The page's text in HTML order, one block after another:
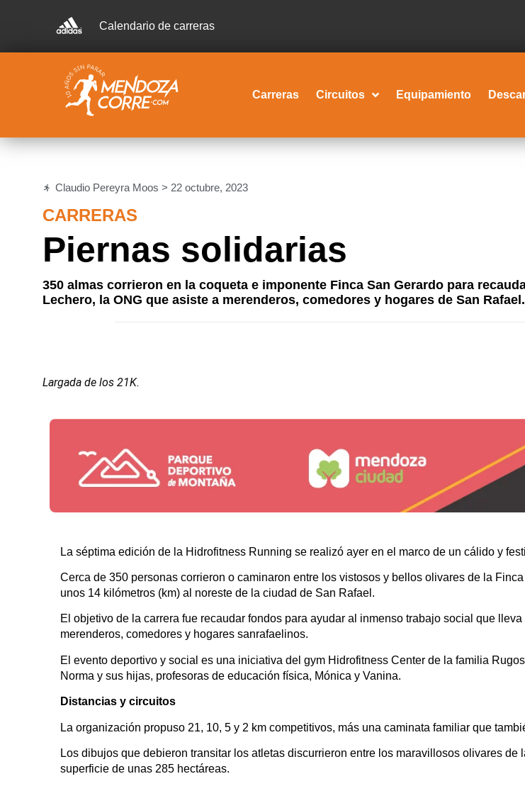
Calendario de carreras
Carreras Circuitos Equipamiento
Claudio Pereyra Moos > 22 octubre, 2023
CARRERAS
Piernas solidarias
350 almas corrieron en la coqueta e imponente Finca San Gerardo para
Lechero, la ONG que asiste a merenderos, comedores y hogares de San Rafael.
Largada de los 21K.
La séptima edición de la Hidrofitness Running se realizó ayer en el marco de un cálido y
Cerca de 350 personas corrieron o caminaron entre los vistosos y bellos olivares de la
unos 14 kilómetros (km) al noreste de la ciudad de San Rafael.
El objetivo de la carrera fue recaudar fondos para ayudar al inmenso trabajo social que
merenderos, comedores y hogares sanrafaelinos.
El evento deportivo y social es una iniciativa del gym Hidrofitness Center de la familia
Norma y sus hijas, profesoras de educación física, Mónica y Vanina.
Distancias y circuitos
La organización propuso 21, 10, 5 y 2 km competitivos, más una caminata familiar que
Los dibujos que debieron transitar los atletas discurrieron entre los maravillosos olivares de
superficie de unas 285 hectáreas.